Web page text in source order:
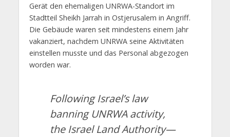
Gerät den ehemaligen UNRWA-Standort im
Stadtteil Sheikh Jarrah in Ostjerusalem in Angriff.
Die Gebäude waren seit mindestens einem Jahr
vakanziert, nachdem UNRWA seine Aktivitäten
einstellen musste und das Personal abgezogen
worden war.
Following Israel’s law
banning UNRWA activity,
the Israel Land Authority—